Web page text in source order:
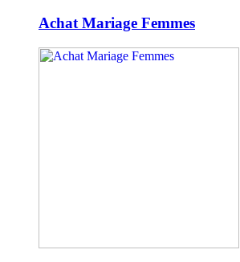
Achat Mariage Femmes